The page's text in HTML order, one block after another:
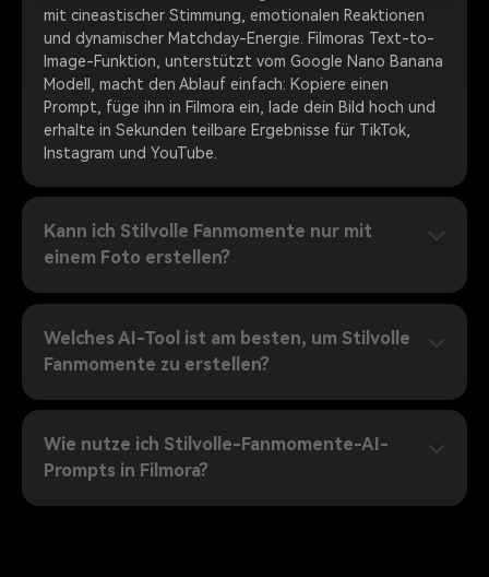
mit cineastischer Stimmung, emotionalen Reaktionen
und dynamischer Matchday-Energie. Filmoras Text-to-
Image-Funktion, unterstützt vom Google Nano Banana
Modell, macht den Ablauf einfach: Kopiere einen
Prompt, füge ihn in Filmora ein, lade dein Bild hoch und
erhalte in Sekunden teilbare Ergebnisse für TikTok,
Instagram und YouTube.
Kann ich Stilvolle Fanmomente nur mit
einem Foto erstellen?
Welches AI-Tool ist am besten, um Stilvolle
Fanmomente zu erstellen?
Wie nutze ich Stilvolle-Fanmomente-AI-
Prompts in Filmora?